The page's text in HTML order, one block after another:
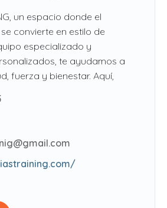
un espacio donde el
convierte en estilo de
especializado y
te ayudamos a
fuerza y bienestar. Aquí,